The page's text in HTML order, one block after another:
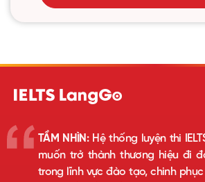
TẦM NHÌN:Hệ thống luyện thi
muốn trở thành thương hiệu đi
trong lĩnh vực đào tạo, chinh